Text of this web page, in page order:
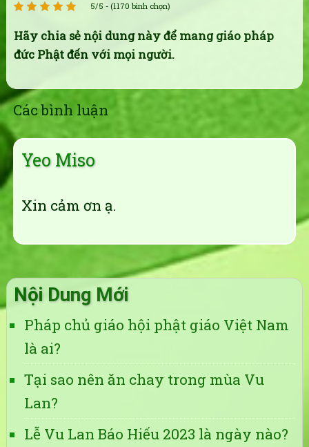
5/5 - (1170 bình chọn)
Hãy chia sẻ nội dung này để mang giáo pháp
đức Phật đến với mọi người.
Các bình luận
Yeo Miso
Xin cảm ơn ạ.
Nội Dung Mới
Pháp chủ giáo hội phật giáo Việt Nam
là ai?
Tại sao nên ăn chay trong mùa Vu
Lan?
Lễ Vu Lan Báo Hiếu 2023 là ngày nào?